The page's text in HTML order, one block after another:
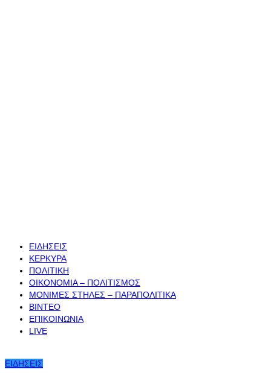
ΕΙΔΗΣΕΙΣ
ΚΕΡΚΥΡΑ
ΠΟΛΙΤΙΚΗ
ΟΙΚΟΝΟΜΙΑ – ΠΟΛΙΤΙΣΜΟΣ
ΜΟΝΙΜΕΣ ΣΤΗΛΕΣ – ΠΑΡΑΠΟΛΙΤΙΚΑ
ΒΙΝΤΕΟ
ΕΠΙΚΟΙΝΩΝΙΑ
LIVE
ΕΙΔΗΣΕΙΣ